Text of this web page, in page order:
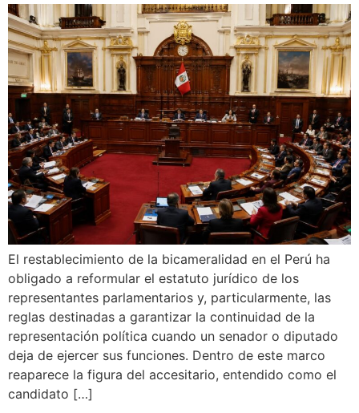
El restablecimiento de la bicameralidad en el Perú ha
obligado a reformular el estatuto jurídico de los
representantes parlamentarios y, particularmente, las
reglas destinadas a garantizar la continuidad de la
representación política cuando un senador o diputado
deja de ejercer sus funciones. Dentro de este marco
reaparece la figura del accesitario, entendido como el
candidato […]